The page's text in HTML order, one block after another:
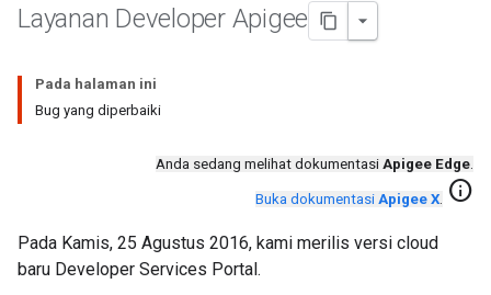
Layanan Developer Apigee
Pada halaman ini
Bug yang diperbaiki
Anda sedang melihat dokumentasi Apigee Edge.
Buka dokumentasi Apigee X. info
Pada Kamis, 25 Agustus 2016, kami merilis versi cloud
baru Developer Services Portal.